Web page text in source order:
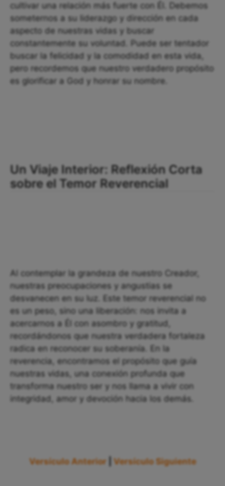
cultivar una relación más fuerte con Él. Debemos
someternos a su liderazgo y dirección en cada
aspecto de nuestras vidas y buscar
constantemente su voluntad. Puede ser tentador
buscar la felicidad y la comodidad en esta vida,
pero recordemos que nuestro verdadero propósito
es glorificar a God y honrar su nombre.
Un Viaje Interior: Reflexión Corta
sobre el Temor Reverencial
Al contemplar la grandeza de nuestro Creador,
nuestras preocupaciones y angustias se
desvanecen en su luz. Este temor reverencial no
es un peso, sino una liberación: nos invita a
acercarnos a Él con asombro y gratitud,
recordándonos que nuestra verdadera fortaleza
radica en reconocer su soberanía. En la
reverencia, encontramos el propósito que guía
nuestras vidas, una conexión profunda que
transforma nuestro ser y nos llama a vivir con
integridad, amor y devoción hacia los demás.
Versículo Anterior Versículo Siguiente